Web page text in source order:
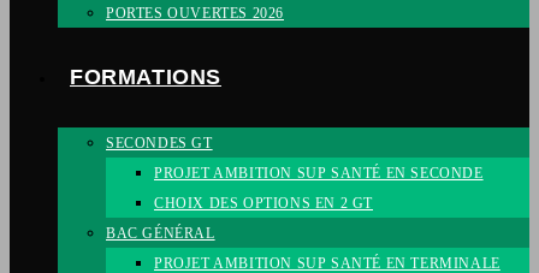
PORTES OUVERTES 2026
FORMATIONS
SECONDES GT
PROJET AMBITION SUP SANTÉ EN SECONDE
CHOIX DES OPTIONS EN 2 GT
BAC GÉNÉRAL
PROJET AMBITION SUP SANTÉ EN TERMINALE